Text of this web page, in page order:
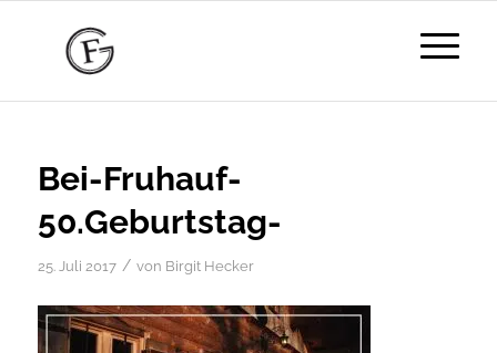
Bei-Fruhauf-
50.Geburtstag-
25. Juli 2017 / von Birgit Hecker